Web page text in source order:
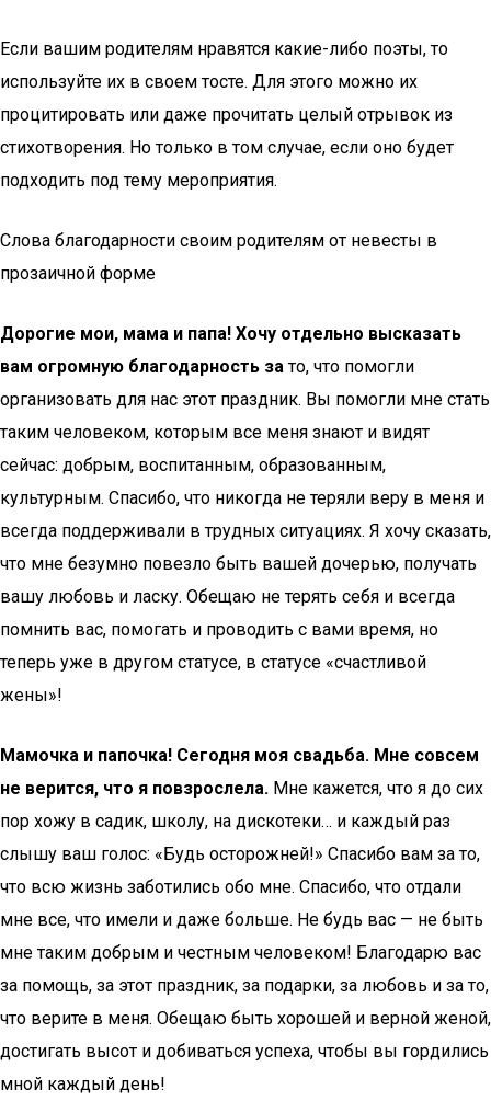
Если вашим родителям нравятся какие-либо поэты, то
используйте их в своем тосте. Для этого можно их
процитировать или даже прочитать целый отрывок из
стихотворения. Но только в том случае, если оно будет
подходить под тему мероприятия.
Слова благодарности своим родителям от невесты в
прозаичной форме
Дорогие мои, мама и папа! Хочу отдельно высказать
вам огромную благодарность зато, что помогли
организовать для нас этот праздник. Вы помогли мне стать
таким человеком, которым все меня знают и видят
сейчас: добрым, воспитанным, образованным,
культурным. Спасибо, что никогда не теряли веру в меня и
всегда поддерживали в трудных ситуациях. Я хочу сказать,
что мне безумно повезло быть вашей дочерью, получать
вашу любовь и ласку. Обещаю не терять себя и всегда
помнить вас, помогать и проводить с вами время, но
теперь уже в другом статусе, в статусе «счастливой
жены»!
Мамочка и папочка! Сегодня моя свадьба. Мне совсем
не верится, что я повзрослела. Мне кажется, что я до сих
пор хожу в садик, школу, на дискотеки… и каждый раз
слышу ваш голос: «Будь осторожней!» Спасибо вам за то,
что всю жизнь заботились обо мне. Спасибо, что отдали
мне все, что имели и даже больше. Не будь вас — не быть
мне таким добрым и честным человеком! Благодарю вас
за помощь, за этот праздник, за подарки, за любовь и за то,
что верите в меня. Обещаю быть хорошей и верной женой,
достигать высот и добиваться успеха, чтобы вы гордились
мной каждый день!